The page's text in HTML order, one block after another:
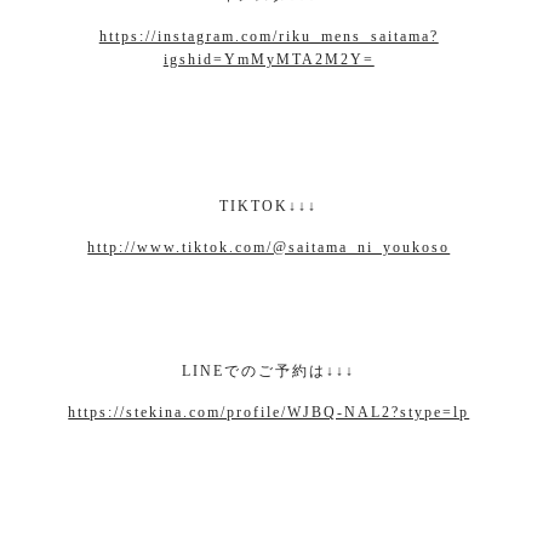
https://instagram.com/riku_mens_saitama?
igshid=YmMyMTA2M2Y=
TIKTOK↓↓↓
http://www.tiktok.com/@saitama_ni_youkoso
LINEでのご予約は ↓↓↓
https://stekina.com/profile/WJBQ-NAL2?stype=lp